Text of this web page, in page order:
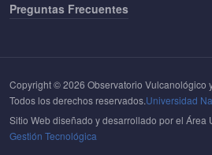
Preguntas Frecuentes
Copyright © 2026 Observatorio Vulcanológico
Todos los derechos reservados.Universidad
Sitio Web diseñado y desarrollado por el Área
Gestión Tecnológica